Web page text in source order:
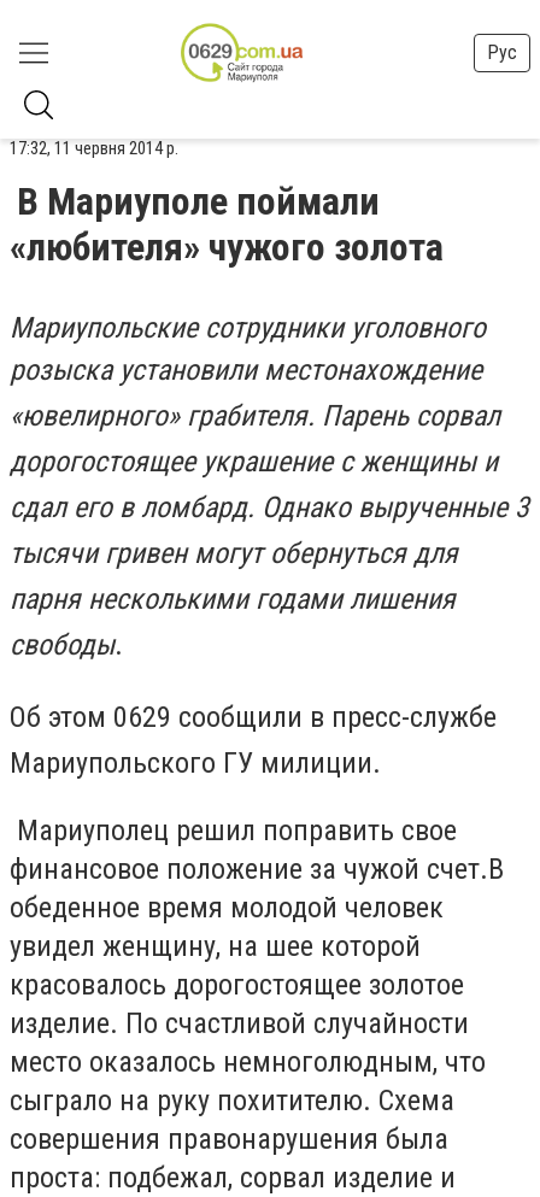
Рус
17:32, 11 червня 2014 р.
В Мариуполе поймали
«любителя» чужого золота
Мариупольские сотрудники уголовного
розыска установили местонахождение
«ювелирного» грабителя. Парень сорвал
дорогостоящее украшение с женщины и
сдал его в ломбард. Однако вырученные 3
тысячи гривен могут обернуться для
парня несколькими годами лишения
свободы.
Об этом 0629 сообщили в пресс-службе
Мариупольского ГУ милиции.
Мариуполец решил поправить свое
финансовое положение за чужой счет.В
обеденное время молодой человек
увидел женщину, на шее которой
красовалось дорогостоящее золотое
изделие. По счастливой случайности
место оказалось немноголюдным, что
сыграло на руку похитителю. Схема
совершения правонарушения была
проста: подбежал, сорвал изделие и